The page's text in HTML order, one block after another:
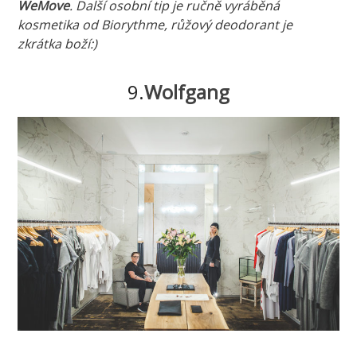
WeMove. Další osobní tip je ručně vyráběná
kosmetika od Biorythme, růžový deodorant je
zkrátka boží:)
9.Wolfgang